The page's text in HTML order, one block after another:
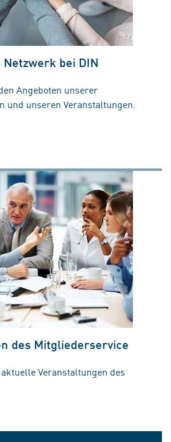
bei DIN
Angeboten unserer
und unseren Veranstaltungen.
des Mitgliederservice
Veranstaltungen des